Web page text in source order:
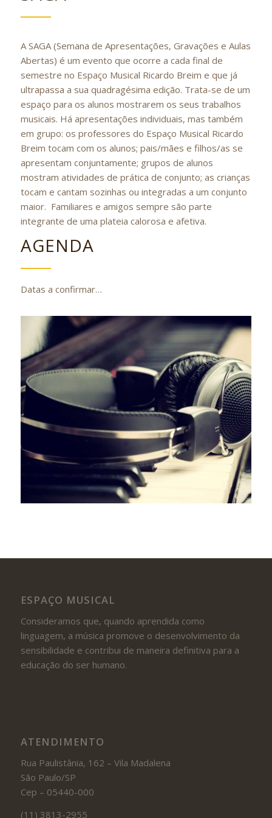
A SAGA (Semana de Apresentações, Gravações e Aulas
Abertas) é um evento que ocorre a cada final de
semestre no Espaço Musical Ricardo Breim e que já
ultrapassa a sua quadragésima edição. Trata-se de um
espaço para os alunos mostrarem os seus trabalhos
musicais. Há apresentações individuais, mas também
em grupo: os professores do Espaço Musical Ricardo
Breim tocam com os alunos; pais/mães e filhos/as se
apresentam conjuntamente; grupos de alunos
mostram atividades de prática de conjunto; as crianças
tocam e cantam sozinhas ou integradas a um conjunto
maior. Familiares e amigos sempre são parte
integrante de uma plateia calorosa e afetiva.
AGENDA
Datas a confirmar…
ESPAÇO MUSICAL
Consideramos que, quando aprendida como
linguagem, a música promove o desenvolvimento da
sensibilidade e contribui de maneira definitiva para a
educação do ser humano.
ATENDIMENTO
Rua Paulistânia, 162 – Vila Madalena
São Paulo/SP
Cep – 05440-000
(11) 3813-2955